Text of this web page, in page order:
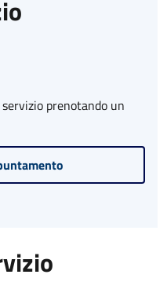
prenotando un